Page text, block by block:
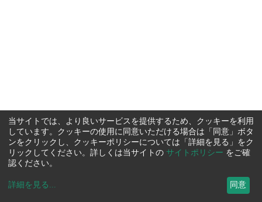
当サイトでは、より良いサービスを提供するため、クッキーを利用
しています。クッキーの使用に同意いただける場合は「同意」ボタ
ンをクリックし、クッキーポリシーについては「詳細を見る」をク
リックしてください。詳しくは当サイトの サイトポリシー をご確
認ください。
詳細を見る ... 同意